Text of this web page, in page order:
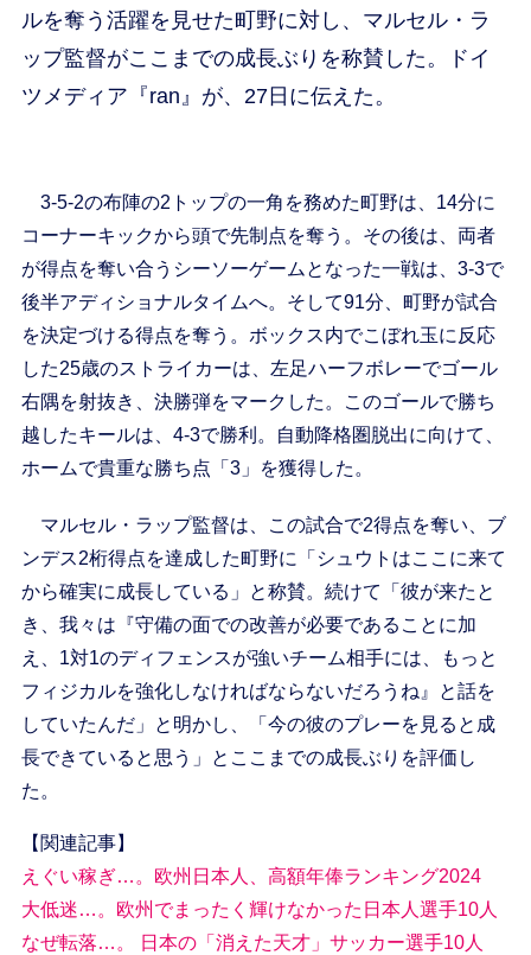
ルを奪う活躍を見せた町野に対し、マルセル・ラ
ップ監督がここまでの成長ぶりを称賛した。ドイ
ツメディア『ran』が、27日に伝えた。
3-5-2の布陣の2トップの一角を務めた町野は、14分に
コーナーキックから頭で先制点を奪う。その後は、両者
が得点を奪い合うシーソーゲームとなった一戦は、3-3で
後半アディショナルタイムへ。そして91分、町野が試合
を決定づける得点を奪う。ボックス内でこぼれ玉に反応
した25歳のストライカーは、左足ハーフボレーでゴール
右隅を射抜き、決勝弾をマークした。このゴールで勝ち
越したキールは、4-3で勝利。自動降格圏脱出に向けて、
ホームで貴重な勝ち点「3」を獲得した。
マルセル・ラップ監督は、この試合で2得点を奪い、ブ
ンデス2桁得点を達成した町野に「シュウトはここに来て
から確実に成長している」と称賛。続けて「彼が来たと
き、我々は『守備の面での改善が必要であることに加
え、1対1のディフェンスが強いチーム相手には、もっと
フィジカルを強化しなければならないだろうね』と話を
していたんだ」と明かし、「今の彼のプレーを見ると成
長できていると思う」とここまでの成長ぶりを評価し
た。
【関連記事】
えぐい稼ぎ…。欧州日本人、高額年俸ランキング2024
大低迷…。欧州でまったく輝けなかった日本人選手10人
なぜ転落…。 日本の「消えた天才」サッカー選手10人